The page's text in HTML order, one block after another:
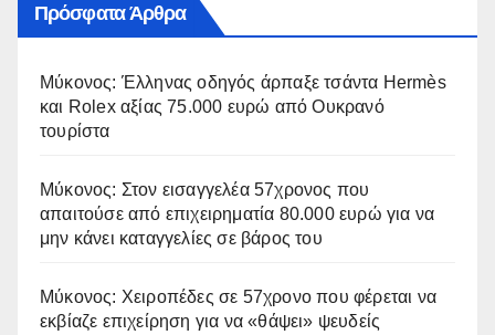
Πρόσφατα Άρθρα
Μύκονος: Έλληνας οδηγός άρπαξε τσάντα Hermès
και Rolex αξίας 75.000 ευρώ από Ουκρανό
τουρίστα
Μύκονος: Στον εισαγγελέα 57χρονος που
απαιτούσε από επιχειρηματία 80.000 ευρώ για να
μην κάνει καταγγελίες σε βάρος του
Μύκονος: Χειροπέδες σε 57χρονο που φέρεται να
εκβίαζε επιχείρηση για να «θάψει» ψευδείς